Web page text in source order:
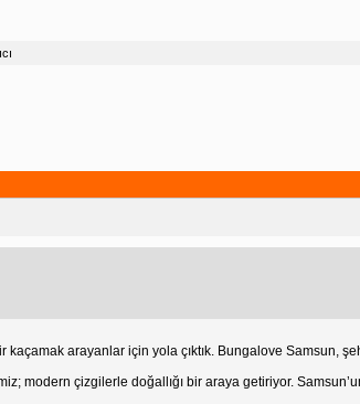
kaçamak arayanlar için yola çıktık. Bungalove
modern çizgilerle doğallığı bir araya getiriyor.